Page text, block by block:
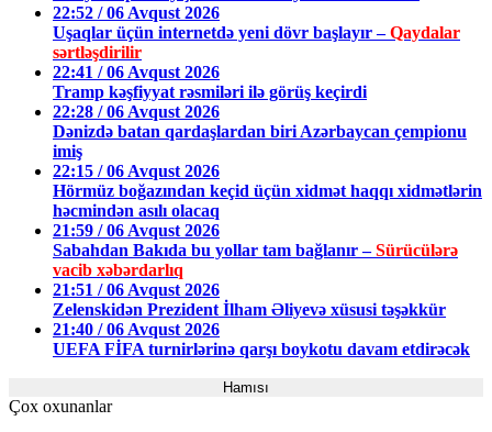
22:52 / 06 Avqust 2026
Uşaqlar üçün internetdə yeni dövr başlayır –Qaydalar
sərtləşdirilir
22:41 / 06 Avqust 2026
Tramp kəşfiyyat rəsmiləri ilə görüş keçirdi
22:28 / 06 Avqust 2026
Dənizdə batan qardaşlardan biri Azərbaycan çempionu
imiş
22:15 / 06 Avqust 2026
Hörmüz boğazından keçid üçün xidmət haqqı xidmətlərin
həcmindən asılı olacaq
21:59 / 06 Avqust 2026
Sabahdan Bakıda bu yollar tam bağlanır –Sürücülərə
vacib xəbərdarlıq
21:51 / 06 Avqust 2026
Zelenskidən Prezident İlham Əliyevə xüsusi təşəkkür
21:40 / 06 Avqust 2026
UEFA FİFA turnirlərinə qarşı boykotu davam etdirəcək
Hamısı
Çox oxunanlar